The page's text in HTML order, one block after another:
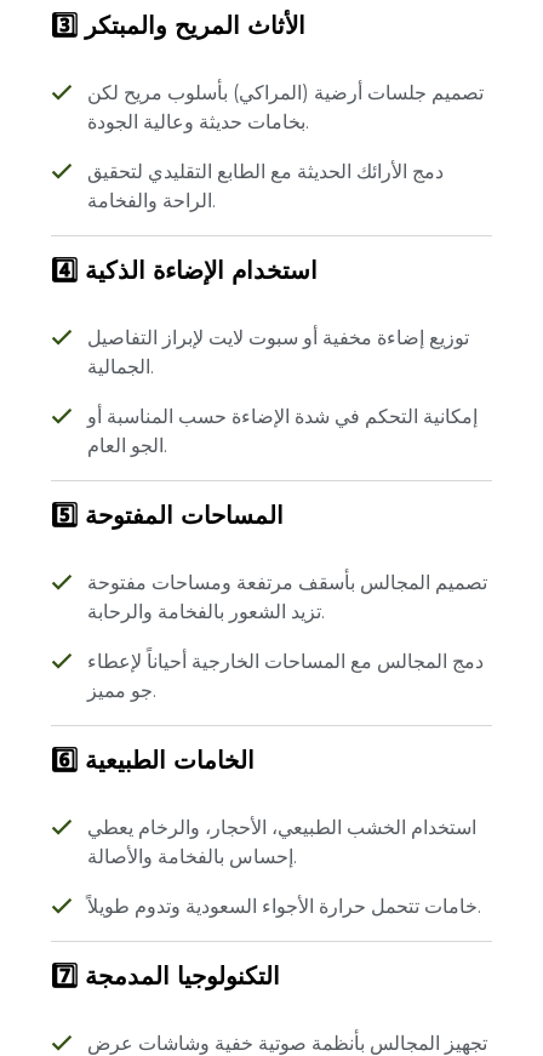
3️⃣ الأثاث المريح والمبتكر
تصميم جلسات أرضية (المراكي) بأسلوب مريح لكن
بخامات حديثة وعالية الجودة.
دمج الأرائك الحديثة مع الطابع التقليدي لتحقيق
الراحة والفخامة.
4️⃣ استخدام الإضاءة الذكية
توزيع إضاءة مخفية أو سبوت لايت لإبراز التفاصيل
الجمالية.
إمكانية التحكم في شدة الإضاءة حسب المناسبة أو
الجو العام.
5️⃣ المساحات المفتوحة
تصميم المجالس بأسقف مرتفعة ومساحات مفتوحة
تزيد الشعور بالفخامة والرحابة.
دمج المجالس مع المساحات الخارجية أحياناً لإعطاء
جو مميز.
6️⃣ الخامات الطبيعية
استخدام الخشب الطبيعي، الأحجار، والرخام يعطي
إحساس بالفخامة والأصالة.
خامات تتحمل حرارة الأجواء السعودية وتدوم طويلاً.
7️⃣ التكنولوجيا المدمجة
تجهيز المجالس بأنظمة صوتية خفية وشاشات عرض